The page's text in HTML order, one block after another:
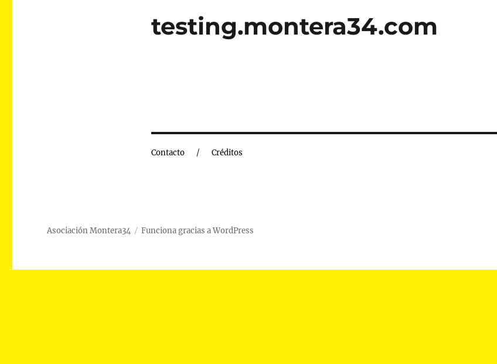
testing.montera34.com
Contacto Créditos
Asociación Montera34 Funciona gracias a WordPress